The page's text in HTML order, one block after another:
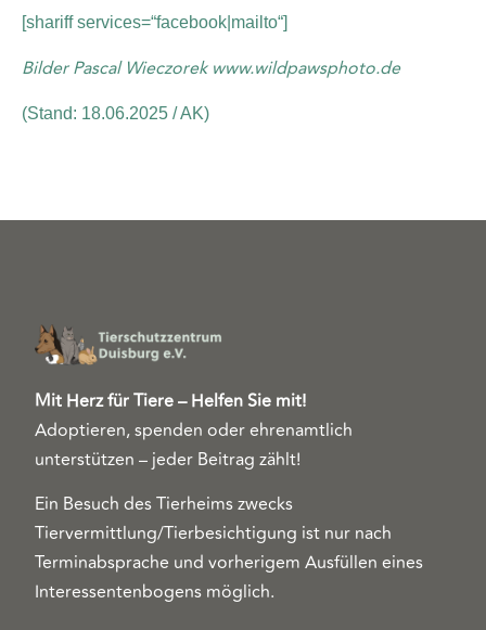
[shariff services=“facebook|mailto“]
Bilder Pascal Wieczorek www.wildpawsphoto.de
(Stand: 18.06.2025 / AK)
Mit Herz für Tiere – Helfen Sie mit!
Adoptieren, spenden oder ehrenamtlich
unterstützen – jeder Beitrag zählt!
Ein Besuch des Tierheims zwecks
Tiervermittlung/Tierbesichtigung ist nur nach
Terminabsprache und vorherigem Ausfüllen eines
Interessentenbogens möglich.